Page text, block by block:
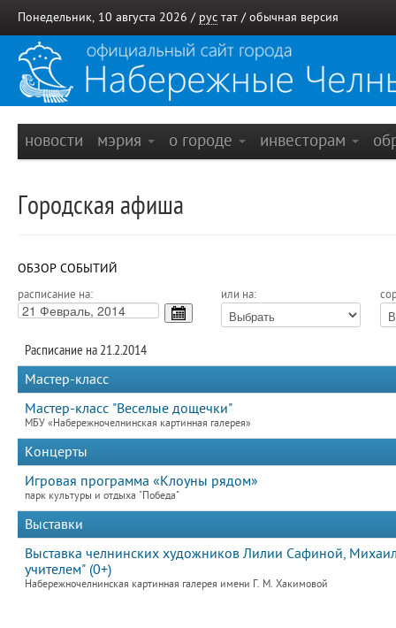
Понедельник, 10 августа 2026 / рус тат / обычная версия
новости мэрия о городе инвесторам
Городская афиша
ОБЗОР СОБЫТИЙ
расписание на: или на:
Расписание на 21.2.2014
Мастер-класс
Мастер-класс "Веселые дощечки"
МБУ «Набережночелнинская картинная галерея»
Концерты
Игровая программа «Клоуны рядом»
парк культуры и отдыха "Победа"
Выставки
Выставка челнинских художников Лилии Сафиной,
учителем" (0+)
Набережночелнинская картинная галерея имени Г. М. Хакимовой